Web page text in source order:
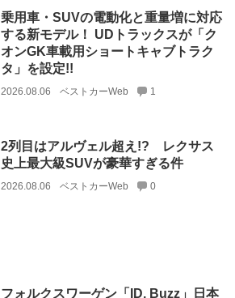
乗用車・SUVの電動化と重量増に対応
する新モデル！ UDトラックスが「ク
オンGK車載用ショートキャブトラク
タ」を設定!!
2026.08.06 ベストカーWeb 1
2列目はアルヴェル超え!? レクサス
史上最大級SUVが豪華すぎる件
2026.08.06 ベストカーWeb 0
フォルクスワーゲン「ID. Buzz」日本